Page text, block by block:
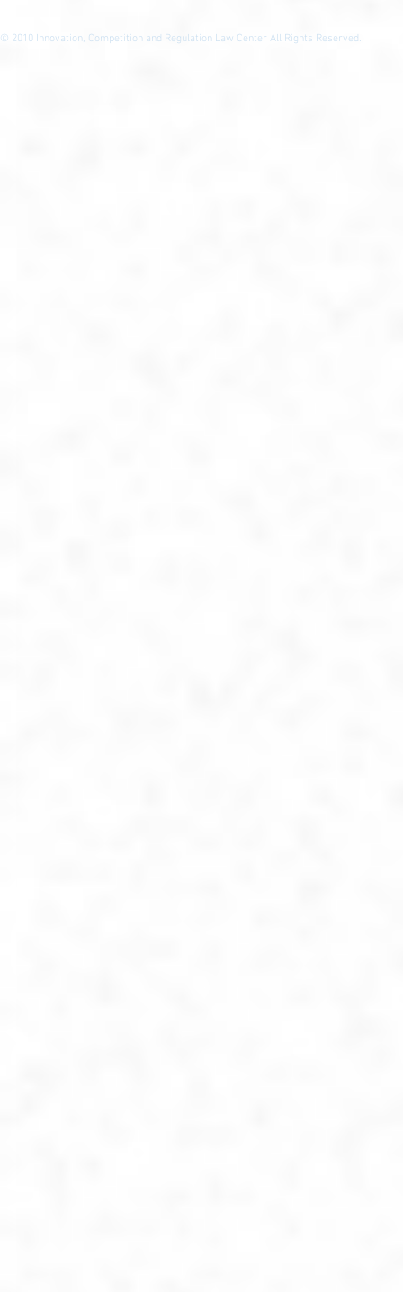
© 2010 Innovation, Competition and Regulation Law Center All Rights Reserved.